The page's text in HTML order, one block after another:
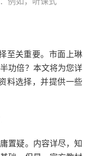
至关重要。市面上琳
功倍？本文将为您详
料选择，并提供一些
置疑。内容详尽，知